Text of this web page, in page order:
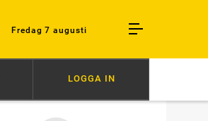
Fredag 7 augusti
ELFTE RAKA SEGERN
LOGGA IN